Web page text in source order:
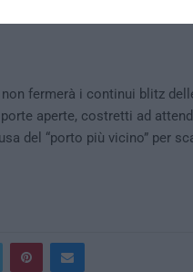
fermerà i continui blitz
aperte, costretti ad
del “porto più vicino” per